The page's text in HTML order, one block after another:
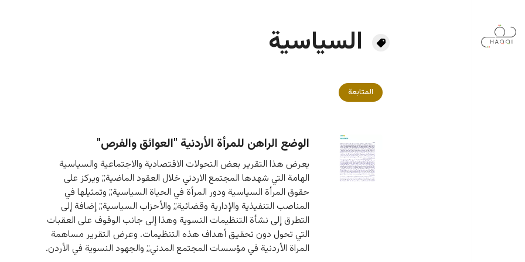
السياسية
المتابعة
الوضع الراهن للمرأة الأردنية "العوائق والفرص"
يعرض هذا التقرير بعض التحولات الاقتصادية والاجتماعية والسياسية
الهامة التي شهدها المجتمع الاردني خلال العقود الماضية;; ويركز على
حقوق المرأة السياسية ودور المرأة في الحياة السياسية;; وتمثيلها في
المناصب التنفيذية والإدارية وقضائية;; والأحزاب السياسية;; إضافة إلى
التطرق إلى نشأة التنظيمات النسوية وهذا إلى جانب الوقوف على العقبات
التي تحول دون تحقيق أهداف هذه التنظيمات. وعرض التقرير مساهمة
المراة الأردنية في مؤسسات المجتمع المدني;; والجهود النسوية في الأردن.